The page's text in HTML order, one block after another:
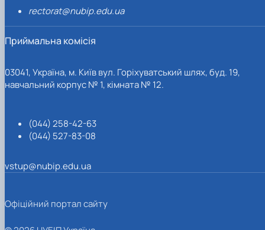
rectorat@nubip.edu.ua
Приймальна комісія
03041, Україна, м. Київ вул. Горіхуватський шлях, буд. 19,
навчальний корпус № 1, кімната № 12.
(044) 258-42-63
(044) 527-83-08
vstup@nubip.edu.ua
Офіційний портал сайту